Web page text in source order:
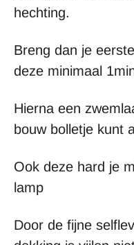
hechting.
Breng dan je
deze minimaal
Hierna een
bouw bolletje kunt
Ook deze hard je
lamp
Door de fijne